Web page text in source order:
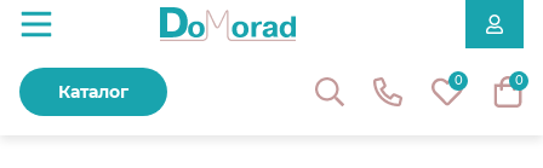
0 0
Каталог